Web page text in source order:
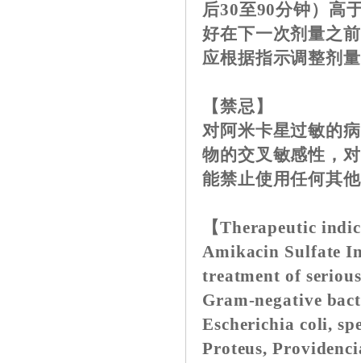
后30至90分钟）高
好在下一次剂量之
应根据指示调整剂
【禁忌】
对阿米卡星过敏的
物的交叉敏感性，
能禁止使用任何其
【Therapeutic
Amikacin Sulfate
treatment of
Gram-negative
Escherichia coli,
Proteus,